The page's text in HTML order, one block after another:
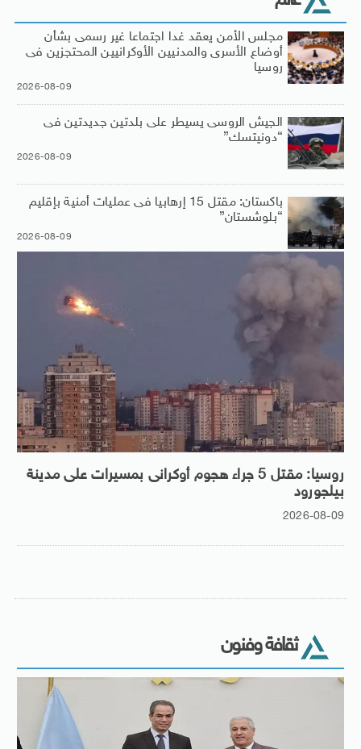
مجلس الأمن يعقد غدا اجتماعا غير رسمى بشأن
أوضاع الأسرى والمدنيين الأوكرانيين المحتجزين فى
روسيا
2026-08-09
الجيش الروسى يسيطر على بلدتين جديدتين فى
“دونيتسك”
2026-08-09
باكستان: مقتل 15 إرهابيا فى عمليات أمنية بإقليم
“بلوشستان”
2026-08-09
روسيا: مقتل 5 جراء هجوم أوكرانى بمسيرات على مدينة
بيلجورود
2026-08-09
ثقافة وفنون